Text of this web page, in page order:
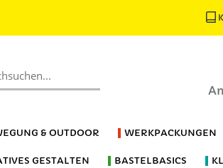
& OUTDOOR WERKPACKUNGEN
GESTALTEN BASTELBASICS